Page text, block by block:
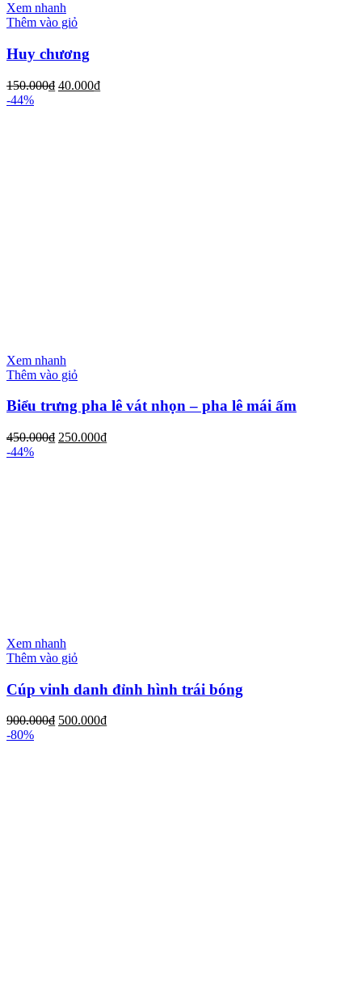
Xem nhanh
Thêm vào giỏ
Huy chương
150.000₫ 40.000₫
-44%
Xem nhanh
Thêm vào giỏ
Biểu trưng pha lê vát nhọn – pha lê mái ấm
450.000₫ 250.000₫
-44%
Xem nhanh
Thêm vào giỏ
Cúp vinh danh đỉnh hình trái bóng
900.000₫ 500.000₫
-80%